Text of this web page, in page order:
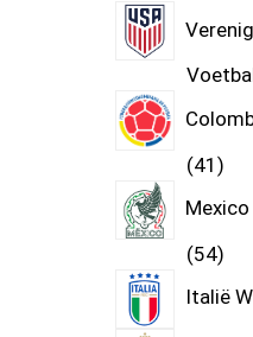
41
54
Italië